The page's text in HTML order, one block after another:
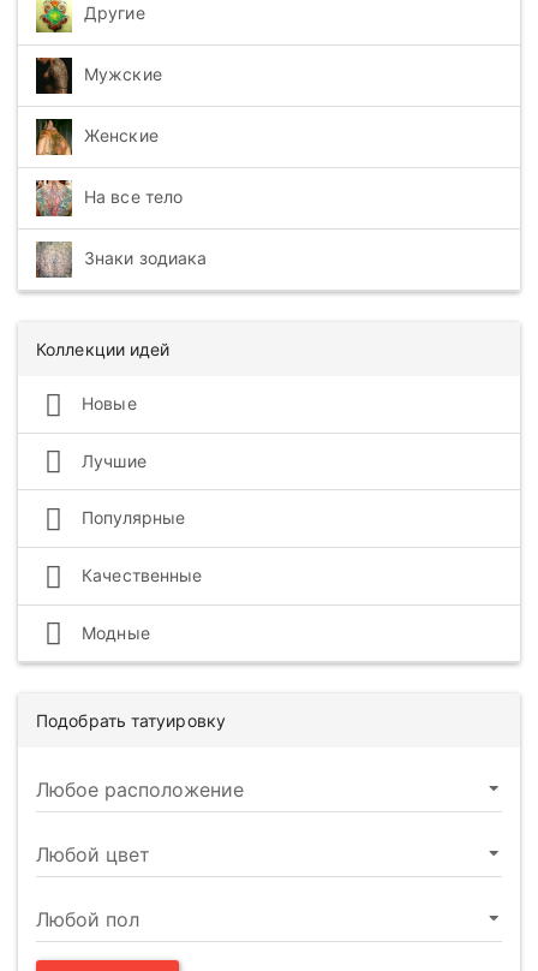
Другие
Мужские
Женские
На все тело
Знаки зодиака
Коллекции идей
Новые
Лучшие
Популярные
Качественные
Модные
Подобрать татуировку